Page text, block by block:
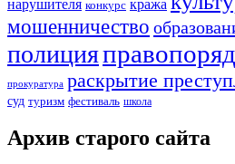
нарушителя конкурс кража
мошенничество
полиция
прокуратура раскрытие
суд туризм фестиваль школа
Архив старого сайта